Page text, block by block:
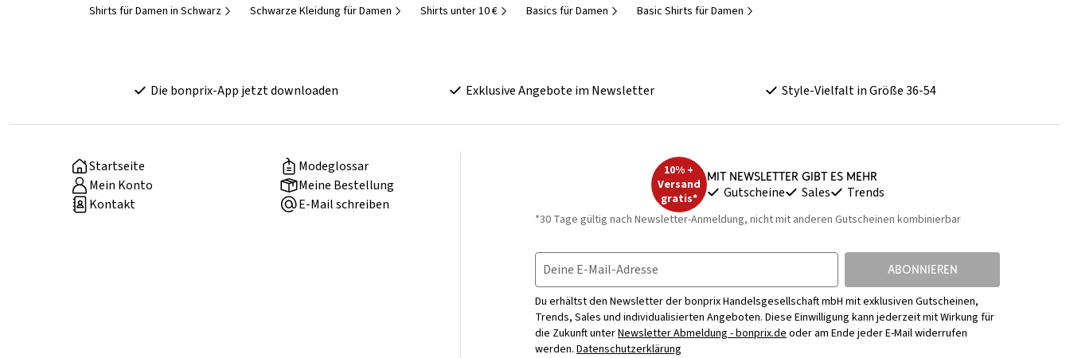
Shirts für Damen in Schwarz Schwarze Kleidung für Damen Shirts unter 10 € Basics für Damen Basic Shirts für Damen
Die bonprix-App jetzt downloaden Exklusive Angebote im Newsletter Style-Vielfalt in Größe 36-54
Startseite
Modeglossar
Mein Konto
Meine Bestellung
Kontakt
E-Mail schreiben
10% +
Versand
gratis*
Mit Newsletter gibt es mehr
Gutscheine Sales Trends
*30 Tage gültig nach Newsletter-Anmeldung, nicht mit anderen Gutscheinen kombinierbar
Deine E-Mail-Adresse ABONNIEREN
Du erhältst den Newsletter der bonprix Handelsgesellschaft mbH mit exklusiven Gutscheinen,
Trends, Sales und individualisierten Angeboten. Diese Einwilligung kann jederzeit mit Wirkung für
die Zukunft unterNewsletter Abmeldung - bonprix.de oder am Ende jeder E-Mail widerrufen
werden. Datenschutzerklärung